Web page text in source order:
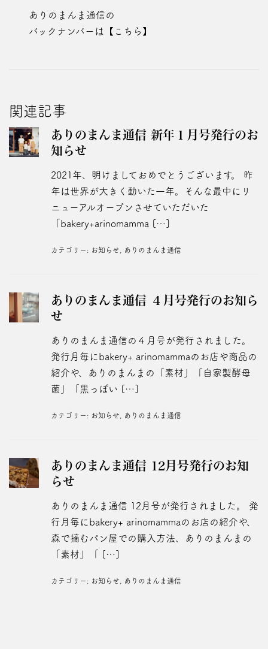
ありのまんま通信の
バックナンバーは
【こちら】
関連記事
ありのまんま通信 新年１月号発行のお
知らせ
2021年、明けましておめでとうございます。 昨
年は世界が大きく動いた一年。そんな最中にリ
ニューアルオープンさせていただいた
「bakery+arinomamma […]
カテゴリー: お知らせ ありのまんま通信
ありのまんま通信 ４月号発行のお知ら
せ
ありのまんま通信の４月号が発行されました。
発行月毎にbakery+ arinomammaのお店や商品の
紹介や、ありのまんまの「素材」「自家製酵母
菌」「黒っぽい […]
カテゴリー: お知らせ ありのまんま通信
ありのまんま通信 12月号発行のお知
らせ
ありのまんま通信 12月号が発行されました。 発
行月毎にbakery+ arinomammaのお店の紹介や、
森で摘むパン屋での購入方法、ありのまんまの
「素材」「 […]
カテゴリー: お知らせ ありのまんま通信